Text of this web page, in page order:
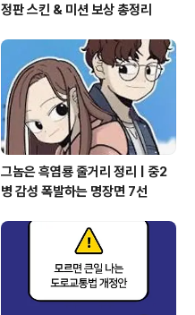
정판 스킨 & 미션 보상 총정리
그놈은 흑염룡 줄거리 정리 | 중2
병 감성 폭발하는 명장면 7선